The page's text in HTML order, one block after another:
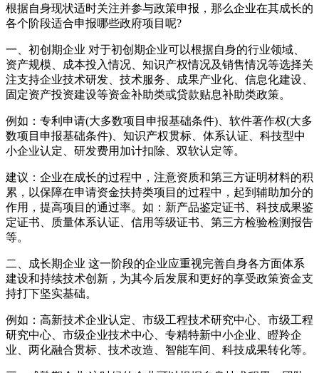
根据自身现状适时关注并参与政策申报，那么企业在其成长的
各个阶段适合申报哪些政府项目呢?
一、初创期企业 对于初创期企业可以根据自身的行业领域、
资产规模、成本投入情况、知识产权情况及销售情况等选择关
注支持企业技术研发、技术服务、成果产业化、信息化建设、
固定资产投资建设等资金补助类或贷款贴息补助类政策。
例如：专利申请(大多数项目申报基础条件)、软件著作权(大多
数项目申报基础条件)、知识产权贯标、体系认证、科技型中
小企业认定、研发费用加计扣除、双软认定等。
建议：企业在成长的过程中，注意资质和第三方证明材料的积
累，以保障在申请资金扶持类项目的过程中，起到辅助加分的
作用，提高项目的通过率。如：新产品鉴定证书、科技成果鉴
定证书、质量体系认证、信用等级证书、第三方检验检测报告
等。
二、成长期企业 这一阶段的企业应重视完善自身各方面体系
建设和持续技术创新，为其今后发展和更好的享受政策资金支
持打下坚实基础。
例如：高新技术企业认定、市级工程技术研究中心、市级工程
研究中心、市级企业技术中心、专精特新中小企业、瞪羚企
业、两化融合贯标、技术改造、智能车间、科技成果转化等。